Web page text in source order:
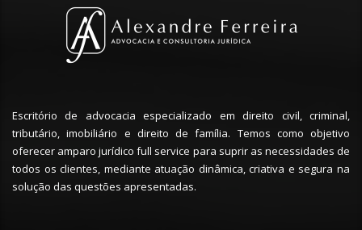
Escritório de advocacia especializado em direito civil, criminal,
tributário, imobiliário e direito de família. Temos como objetivo
oferecer amparo jurídico full service para suprir as necessidades de
todos os clientes, mediante atuação dinâmica, criativa e segura na
solução das questões apresentadas.